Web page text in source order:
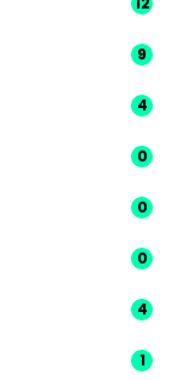
9
4
0
0
0
4
1